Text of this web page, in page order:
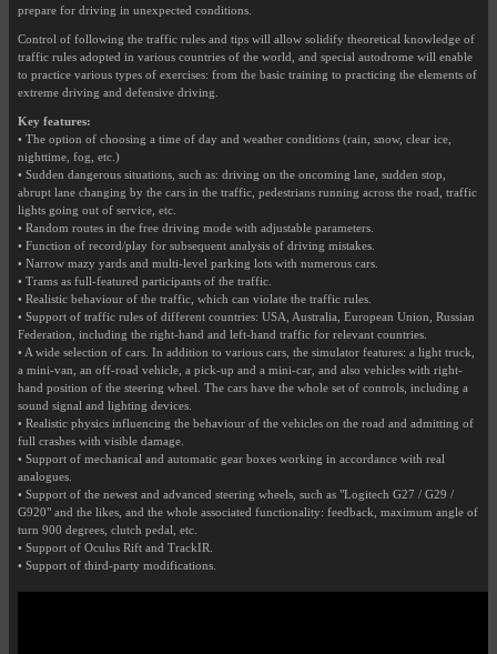
prepare for driving in unexpected conditions.
Control of following the traffic rules and tips will allow solidify theoretical knowledge of
traffic rules adopted in various countries of the world, and special autodrome will enable
to practice various types of exercises: from the basic training to practicing the elements of
extreme driving and defensive driving.
Key features:
• The option of choosing a time of day and weather conditions (rain, snow, clear ice,
nighttime, fog, etc.)
• Sudden dangerous situations, such as: driving on the oncoming lane, sudden stop,
abrupt lane changing by the cars in the traffic, pedestrians running across the road, traffic
lights going out of service, etc.
• Random routes in the free driving mode with adjustable parameters.
• Function of record/play for subsequent analysis of driving mistakes.
• Narrow mazy yards and multi-level parking lots with numerous cars.
• Trams as full-featured participants of the traffic.
• Realistic behaviour of the traffic, which can violate the traffic rules.
• Support of traffic rules of different countries: USA, Australia, European Union, Russian
Federation, including the right-hand and left-hand traffic for relevant countries.
• A wide selection of cars. In addition to various cars, the simulator features: a light truck,
a mini-van, an off-road vehicle, a pick-up and a mini-car, and also vehicles with right-
hand position of the steering wheel. The cars have the whole set of controls, including a
sound signal and lighting devices.
• Realistic physics influencing the behaviour of the vehicles on the road and admitting of
full crashes with visible damage.
• Support of mechanical and automatic gear boxes working in accordance with real
analogues.
• Support of the newest and advanced steering wheels, such as "Logitech G27 / G29 /
G920" and the likes, and the whole associated functionality: feedback, maximum angle of
turn 900 degrees, clutch pedal, etc.
• Support of Oculus Rift and TrackIR.
• Support of third-party modifications.